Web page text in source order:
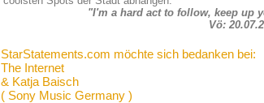
"I'm a hard act to follow, keep up
Vö:
StarStatements.com möchte sich bedanken bei:
The Internet
& Katja Baisch
( Sony Music Germany )